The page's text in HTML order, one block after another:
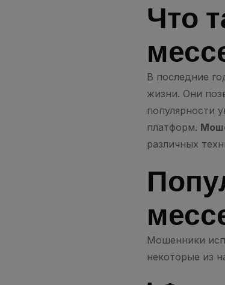
Что
В последние
жизни. Они
популярности
платформ.
различных
Мошенники
некоторые из